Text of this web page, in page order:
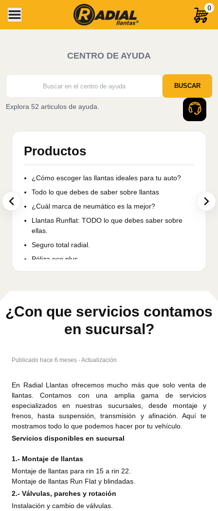
0
CENTRO DE AYUDA
BUSCAR
Explora 52 articulos de ayuda.
Productos
¿Cómo escoger las llantas ideales para tu auto?
Todo lo que debes de saber sobre llantas
¿Cuál marca de neumático es la mejor?
Llantas Runflat: TODO lo que debes saber sobre
ellas.
Seguro total radial.
Póliza eco plus.
¿Con que servicios contamos
en sucursal?
Publicado hace 6 meses - Actualización
En Radial Llantas ofrecemos mucho más que solo venta de
llantas. Contamos con una amplia gama de servicios
especializados en nuestras sucursales, desde montaje y
frenos, hasta suspensión, transmisión y afinación. Aquí te
mostramos todo lo que podemos hacer por tu vehículo.
Servicios disponibles en sucursal
1.- Montaje de llantas
Montaje de llantas para rin 15 a rin 22.
Montaje de llantas Run Flat y blindadas.
2.- Válvulas, parches y rotación
Instalación y cambio de válvulas.